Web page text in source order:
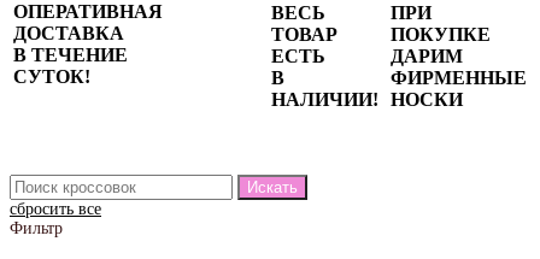
ОПЕРАТИВНАЯ
ДОСТАВКА
В ТЕЧЕНИЕ
СУТОК!
ВЕСЬ
ТОВАР
ЕСТЬ
В
НАЛИЧИИ!
ПРИ
ПОКУПКЕ
ДАРИМ
ФИРМЕННЫЕ
НОСКИ
сбросить все
Фильтр